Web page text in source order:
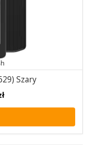
Szary